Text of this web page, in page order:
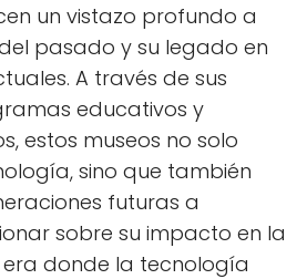
un vistazo profundo a
pasado y su legado en
A través de sus
educativos y
estos museos no solo
sino que también
futuras a
sobre su impacto en la
era donde la tecnología